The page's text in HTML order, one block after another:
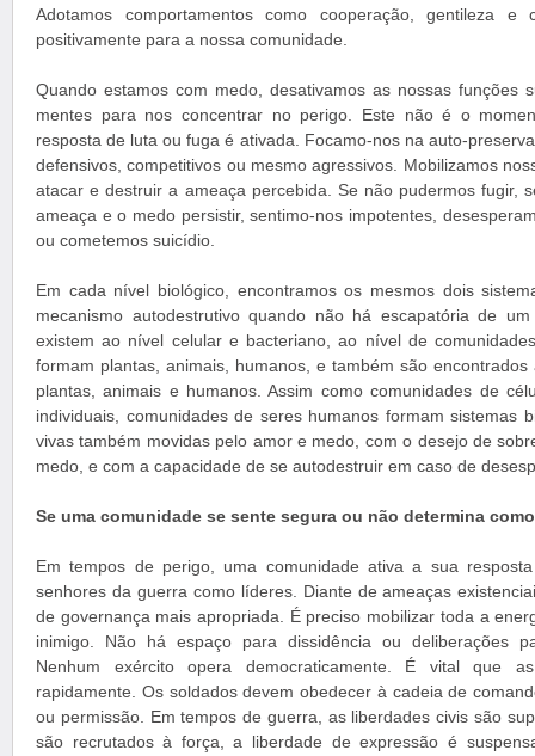
Adotamos comportamentos como cooperação, gentileza e
positivamente para a nossa comunidade.
Quando estamos com medo, desativamos as nossas funções
mentes para nos concentrar no perigo. Este não é o
resposta de luta ou fuga é ativada. Focamo-nos na auto-
defensivos, competitivos ou mesmo agressivos. Mobilizamos
atacar e destruir a ameaça percebida. Se não pudermos fugir,
ameaça e o medo persistir, sentimo-nos impotentes,
ou cometemos suicídio.
Em cada nível biológico, encontramos os mesmos dois
mecanismo autodestrutivo quando não há escapatória de
existem ao nível celular e bacteriano, ao nível de
formam plantas, animais, humanos, e também são
plantas, animais e humanos. Assim como comunidades de
individuais, comunidades de seres humanos formam sistemas
vivas também movidas pelo amor e medo, com o desejo de
medo, e com a capacidade de se autodestruir em caso de
Se uma comunidade se sente segura ou não determina
Em tempos de perigo, uma comunidade ativa a sua
senhores da guerra como líderes. Diante de ameaças
de governança mais apropriada. É preciso mobilizar toda a
inimigo. Não há espaço para dissidência ou deliberações
Nenhum exército opera democraticamente. É vital que
rapidamente. Os soldados devem obedecer à cadeia de
ou permissão. Em tempos de guerra, as liberdades civis são
são recrutados à força, a liberdade de expressão é